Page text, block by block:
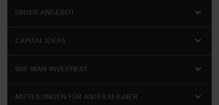
UNSER ANGEBOT expand_more
CAPITAL IDEAS expand_more
WIE MAN INVESTIERT expand_more
MITTEILUNGEN FÜR ANTEILSEIGNER expand_more